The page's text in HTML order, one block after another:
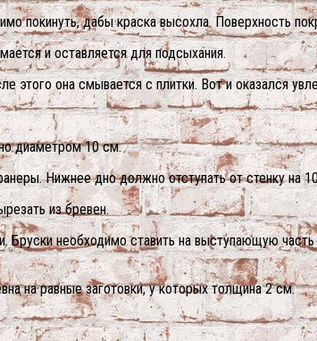
покинуть, дабы краска высохла. Поверхность
и оставляется для подсыхания.
она смывается с плитки. Вот и оказался
диаметром 10 см.
Нижнее дно должно отступать от стенку на
из бревен.
Бруски необходимо ставить на выступающую
на равные заготовки, у которых толщина 2 см.